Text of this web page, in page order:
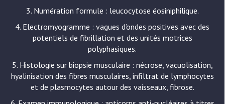
3. Numération formule : leucocytose éosiniphilique.
4. Electromyogramme : vagues d’ondes positives avec des
potentiels de fibrillation et des unités motrices
polyphasiques.
5. Histologie sur biopsie musculaire : nécrose, vacuolisation,
hyalinisation des fibres musculaires, infiltrat de lymphocytes
et de plasmocytes autour des vaisseaux, fibrose.